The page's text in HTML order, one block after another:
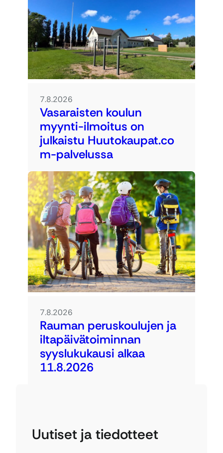
7.8.2026
Vasaraisten koulun
myynti-ilmoitus on
julkaistu Huutokaupat.co
m-palvelussa
7.8.2026
Rauman peruskoulujen ja
iltapäivätoiminnan
syyslukukausi alkaa
11.8.2026
Uutiset ja tiedotteet